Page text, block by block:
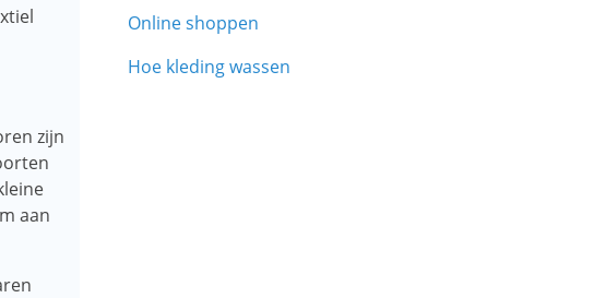
zijn
aan
Online shoppen
Hoe kleding wassen